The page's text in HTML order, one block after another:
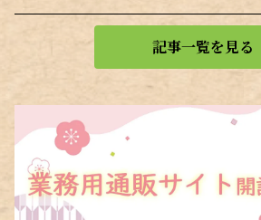
記事一覧を見る